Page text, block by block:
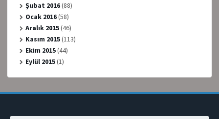
Şubat 2016(88)
Ocak 2016(58)
Aralık 2015(46)
Kasım 2015(113)
Ekim 2015(44)
Eylül 2015(1)